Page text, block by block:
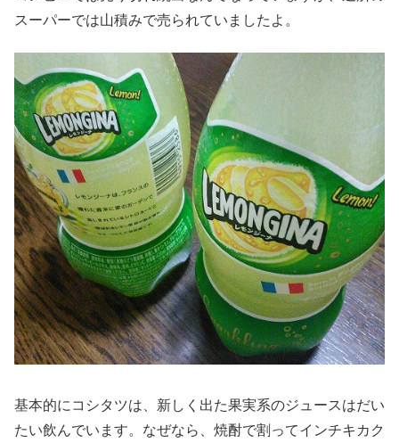
スーパーでは山積みで売られていましたよ。
基本的にコシタツは、新しく出た果実系のジュースはだい
たい飲んでいます。なぜなら、焼酎で割ってインチキカク